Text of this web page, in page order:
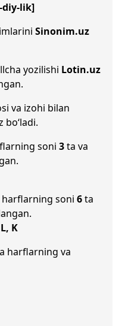
diy-lik]
Sinonim.uz
yozilishi Lotin.uz
va izohi bilan
bo‘ladi.
soni 3ta va
harflarning soni 6ta
K
harflarning va